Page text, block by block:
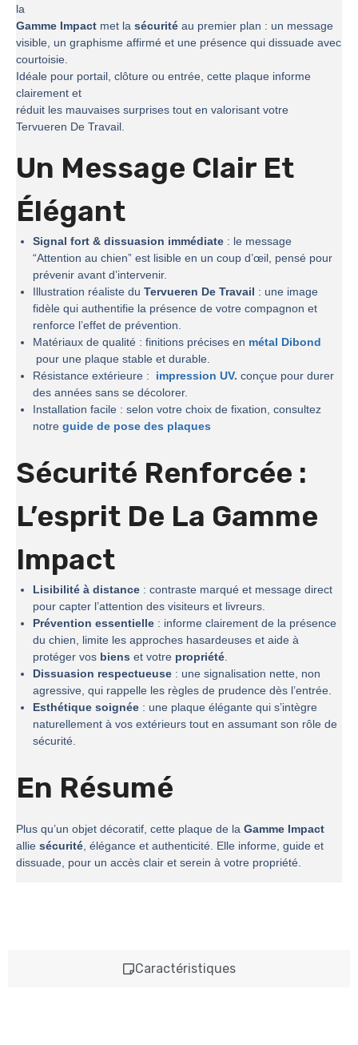
Caractéristiques
la
Gamme Impact met la sécurité au premier plan : un message
visible, un graphisme affirmé et une présence qui dissuade avec
courtoisie.
Idéale pour portail, clôture ou entrée, cette plaque informe
clairement et
réduit les mauvaises surprises tout en valorisant votre
Tervueren De Travail.
Un Message Clair Et
Élégant
Signal fort & dissuasion immédiate : le message
“Attention au chien” est lisible en un coup d’œil, pensé pour
prévenir avant d’intervenir.
Illustration réaliste du Tervueren De Travail : une image
fidèle qui authentifie la présence de votre compagnon et
renforce l’effet de prévention.
Matériaux de qualité : finitions précises en métal Dibond
pour une plaque stable et durable.
Résistance extérieure :
impression UV. conçue pour durer
des années sans se décolorer.
Installation facile : selon votre choix de fixation, consultez
notre guide de pose des plaques
Sécurité Renforcée :
L’esprit De La Gamme
Impact
Lisibilité à distance : contraste marqué et message direct
pour capter l’attention des visiteurs et livreurs.
Prévention essentielle : informe clairement de la présence
du chien, limite les approches hasardeuses et aide à
protéger vos biens et votre propriété.
Dissuasion respectueuse : une signalisation nette, non
agressive, qui rappelle les règles de prudence dès l’entrée.
Esthétique soignée : une plaque élégante qui s’intègre
naturellement à vos extérieurs tout en assumant son rôle de
sécurité.
En Résumé
Plus qu’un objet décoratif, cette plaque de la Gamme Impact
allie sécurité, élégance et authenticité. Elle informe, guide et
dissuade, pour un accès clair et serein à votre propriété.